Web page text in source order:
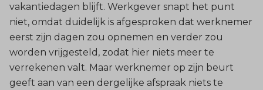
vakantiedagen blijft. Werkgever snapt het punt
niet, omdat duidelijk is afgesproken dat werknemer
eerst zijn dagen zou opnemen en verder zou
worden vrijgesteld, zodat hier niets meer te
verrekenen valt. Maar werknemer op zijn beurt
geeft aan van een dergelijke afspraak niets te